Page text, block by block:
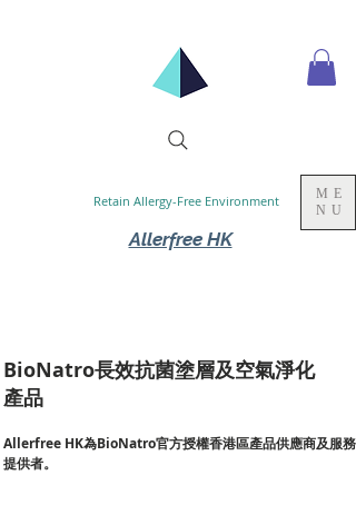
Allerfree HK
Retain Allergy-Free Environment
ME
NU
BioNatro長效抗菌塗層及空氣淨化
產品
Allerfree HK為BioNatro官方授權香港區產品供應商及服務
提供者。